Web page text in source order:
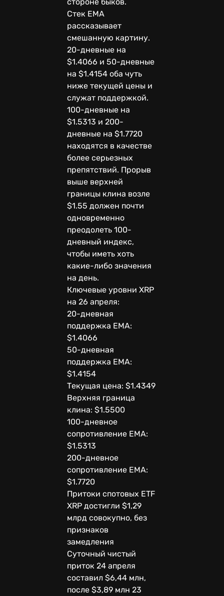
Стек EMA
рассказывает
смешанную картину.
20-дневные на
$1.4066 и 50-дневные
на $1.4154 оба чуть
ниже текущей цены и
служат поддержкой.
100-дневные на
$1.5313 и 200-
дневные на $1.7720
находятся в качестве
более серьезных
препятствий. Прорыв
выше верхней
границы клина возле
$1.55 должен почти
одновременно
преодолеть 100-
дневный индекс,
чтобы иметь хоть
какие-либо значения
на день.
Ключевые уровни XRP
на 26 апреля:
20-дневная
поддержка EMA:
$1.4066
50-дневная
поддержка EMA:
$1.4154
Текущая цена: $1.4349
Верхняя граница
клина: $1.5500
100-дневное
сопротивление EMA:
$1.5313
200-дневное
сопротивление EMA:
$1.7720
Притоки спотовых ETF
XRP достигли $1,29
млрд совокупно, без
признаков
замедления
Суточный чистый
приток 24 апреля
составил $6,44 млн,
после $3,89 млн 23